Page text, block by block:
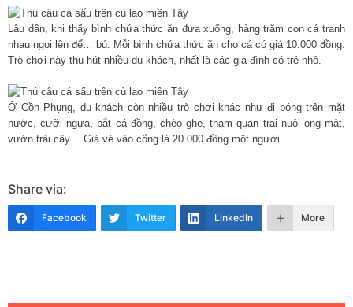
Lâu dần, khi thấy bình chứa thức ăn đưa xuống, hàng trăm con cá tranh
nhau ngoi lên để… bú. Mỗi bình chứa thức ăn cho cá có giá 10.000 đồng.
Trò chơi này thu hút nhiều du khách, nhất là các gia đình có trẻ nhỏ.
Ở Cồn Phụng, du khách còn nhiều trò chơi khác như đi bóng trên mặt
nước, cưỡi ngựa, bắt cá đồng, chèo ghe, tham quan trại nuôi ong mật,
vườn trái cây… Giá vé vào cổng là 20.000 đồng một người.
Share via:
Facebook Twitter LinkedIn More